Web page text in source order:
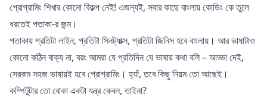
প্রোগ্রামিং শিখার কোনো বিকল্প নেই! এজন্যই, সবার কাছে বাংলায় কোডিং কে তুলে
ধরতেই পতাকা-র জন্ম।
পতাকায় প্রতিটা লাইন, প্রতিটা সিনট্যাক্স, প্রতিটা জিনিস হবে বাংলায়। আর ভাষাটাও
কোনো কঠিন বাক্য না, বরং আমরা যে প্রতিদিন যে ভাষায় কথা বলি – আড্ডা দেই,
সেরকম সহজ ভাষায়ই হবে প্রোগ্রামিং। হ্যাঁ, তবে কিছু নিয়ম তো আছেই।
কম্পিটুটার তো বোকা একটা যন্ত্র কেবল, তাইনা?